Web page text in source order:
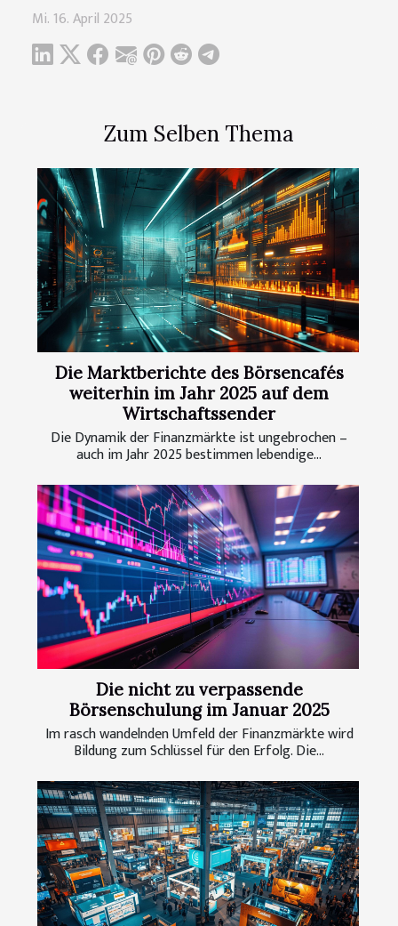
Zum Selben Thema
Die Marktberichte des Börsencafés
weiterhin im Jahr 2025 auf dem
Wirtschaftssender
Die Dynamik der Finanzmärkte ist ungebrochen –
auch im Jahr 2025 bestimmen lebendige...
Die nicht zu verpassende
Börsenschulung im Januar 2025
Im rasch wandelnden Umfeld der Finanzmärkte wird
Bildung zum Schlüssel für den Erfolg. Die...
Mi. 16. April 2025